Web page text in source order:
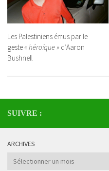
Les Palestiniens émus par le
geste« héroïque » d’Aaron
Bushnell
SUIVRE :
ARCHIVES
Archives